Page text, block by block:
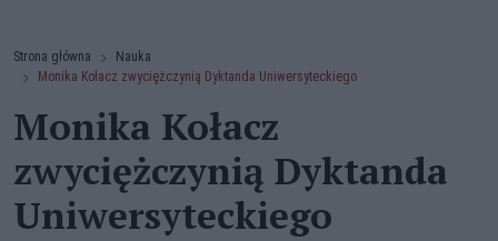
Strona główna
Nauka
Monika Kołacz zwyciężczynią Dyktanda Uniwersyteckiego
Monika Kołacz
zwyciężczynią Dyktanda
Uniwersyteckiego